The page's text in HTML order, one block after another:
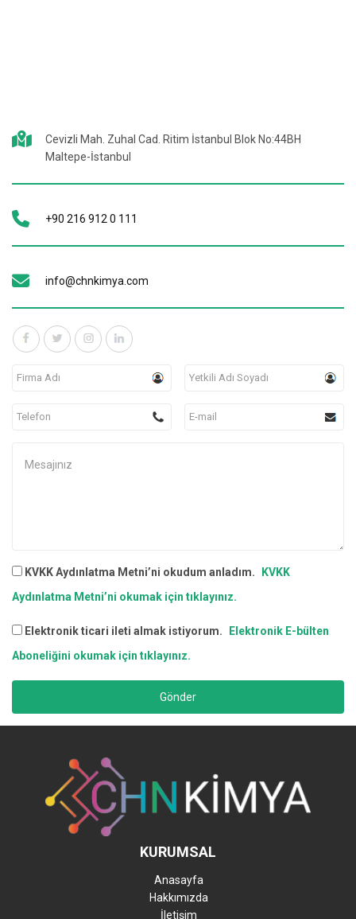
Cevizli Mah. Zuhal Cad. Ritim İstanbul Blok No:44BH
Maltepe-İstanbul
+90 216 912 0 111
info@chnkimya.com
KVKK Aydınlatma Metni’ni okudum anladım.
KVKK
Aydınlatma Metni’ni okumak için tıklayınız.
Elektronik ticari ileti almak istiyorum.
Elektronik E-bülten
Aboneliğini okumak için tıklayınız.
Gönder
KURUMSAL
Anasayfa
Hakkımızda
İletişim